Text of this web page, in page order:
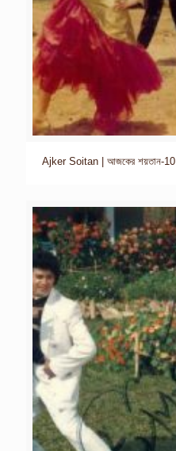
Ajker Soitan | আজকের শয়তান-10